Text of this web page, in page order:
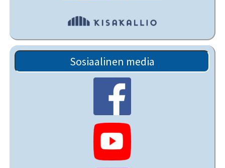
Sosiaalinen media